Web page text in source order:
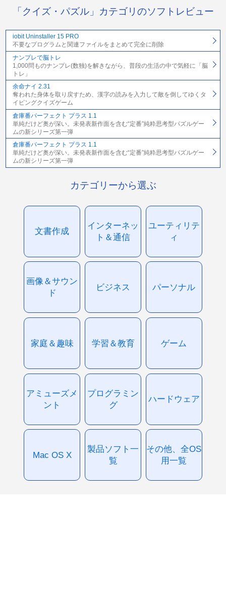
「クイズ・パズル」カテゴリのソフトレビュー
iobit Uninstaller 15 PRO
不要なプログラムと関連ファイルをまとめて完全に削除
ナンプレで脳トレ
1,000問ものナンプレ(数独)を解きながら、普段の生活の中で気軽に「脳
トレ」
余命ナイ 2.31
奪われた身体を取り戻すため、漢字の読みを入力して敵を倒してゆくタ
イピングクイズゲーム
倉庫番パーフェクト プラス 1.1
単純だけど奥が深い。未発表新作面を含む“定番”純粋思考型パズルゲー
ムの新シリーズ第一弾
倉庫番パーフェクト プラス 1.1
単純だけど奥が深い。未発表新作面を含む“定番”純粋思考型パズルゲー
ムの新シリーズ第一弾
カテゴリーから選ぶ
文書作成
インターネッ
ト＆通信
ユーティリテ
ィ
画像＆サウン
ド
ビジネス パーソナル
家庭＆趣味 学習＆教育 ゲーム
アミューズメ
ント
プログラミン
グ
ハードウェア
Mac OS X
製品ソフト一
覧
その他、全OS
用一覧